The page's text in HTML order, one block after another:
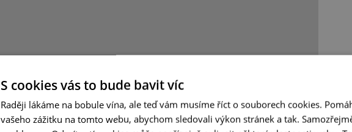
S cookies vás to bude bavit víc
Raději lákáme na bobule vína, ale teď vám musíme říct o souborech cookies.
vašeho zážitku na tomto webu, abychom sledovali výkon stránek a tak.